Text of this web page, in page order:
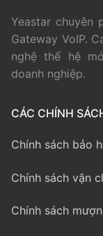
Yeastar chuyên
Gateway VoIP.
nghệ thế hệ
doanh nghiệp.
CÁC CHÍNH
Chính sách bảo
Chính sách vận
Chính sách